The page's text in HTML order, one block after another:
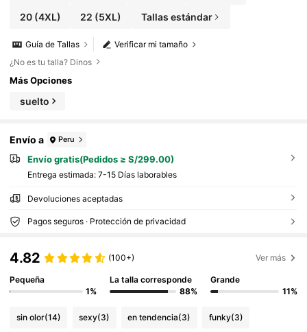
20(4XL) 22 (5XL) Tallas estándar
Verificar mi tamaño
Guía de Tallas
¿No es tu talla? Dinos
Más Opciones
suelto
Envío a Peru
Envío gratis(Pedidos ≥ S/299.00)
Entrega estimada: 7-15 Días laborables
Devoluciones aceptadas
Pagos seguros · Protección de privacidad
4.82 (100+) Ver más
Pequeña
1%
La talla corresponde
88%
Grande
11%
sin olor(14) sexy(3) en tendencia(3) funky(3)